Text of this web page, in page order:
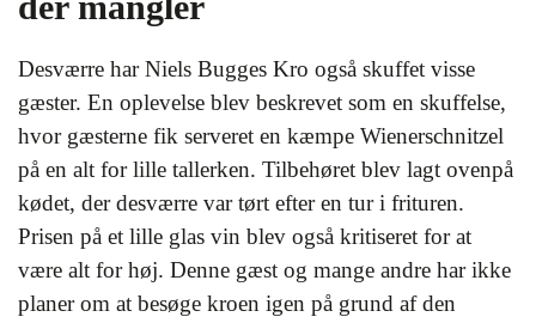
Desværre har Niels Bugges Kro også skuffet visse
gæster. En oplevelse blev beskrevet som en skuffelse,
hvor gæsterne fik serveret en kæmpe Wienerschnitzel
på en alt for lille tallerken. Tilbehøret blev lagt ovenpå
kødet, der desværre var tørt efter en tur i frituren.
Prisen på et lille glas vin blev også kritiseret for at
være alt for høj. Denne gæst og mange andre har ikke
planer om at besøge kroen igen på grund af den